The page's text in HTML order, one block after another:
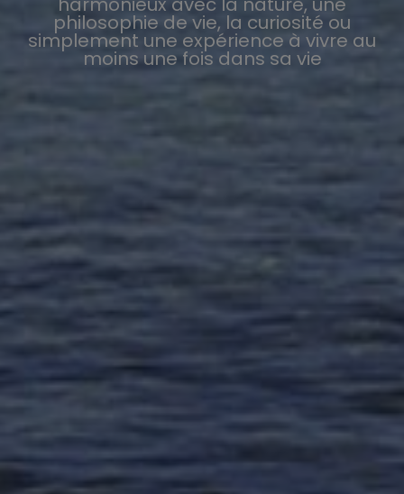
philosophie de vie, la curiosité ou
simplement une expérience à vivre au
moins une fois dans sa vie